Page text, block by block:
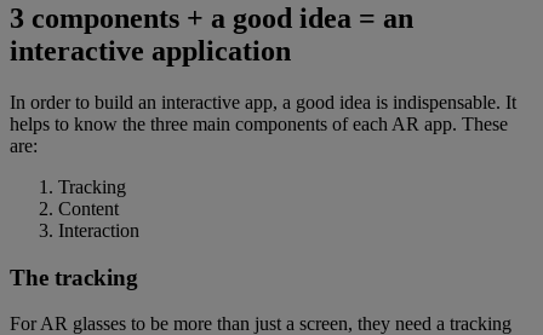
3 components + a good idea = an
interactive application
In order to build an interactive app, a good idea is indispensable. It
helps to know the three main components of each AR app. These
are:
Tracking
Content
Interaction
The tracking
For AR glasses to be more than just a screen, they need a tracking